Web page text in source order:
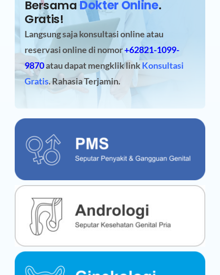
BersamaDokter Online.
Gratis!
Langsung saja konsultasi online atau
reservasi onlinedi nomor+62821-1099-
9870atau dapat mengklik linkKonsultasi
Gratis. Rahasia Terjamin.